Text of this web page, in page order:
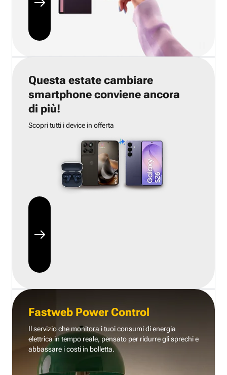
Questa estate cambiare
smartphone conviene ancora
di più!
Scopri tutti i device in offerta
Fastweb Power Control
Il servizio che monitora i tuoi consumi di energia
elettrica in tempo reale, pensato per ridurre gli sprechi e
abbassare i costi in bolletta.